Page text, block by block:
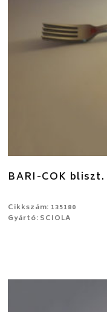
BARI-COK
Cikkszám: 135180
Gyártó: SCIOLA